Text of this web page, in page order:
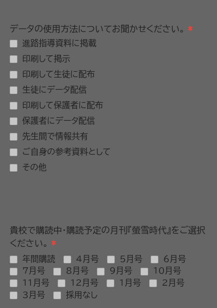
データの使用方法についてお聞かせください。 *
進路指導資料に掲載
印刷して掲示
印刷して生徒に配布
生徒にデータ配信
印刷して保護者に配布
保護者にデータ配信
先生間で情報共有
ご自身の参考資料として
その他
貴校で購読中・購読予定の月刊『螢雪時代』をご選択
ください。 *
年間購読 4月号 5月号
6月号
7月号
8月号 9月号
10月号
11月号
12月号 1月号
2月号
3月号
採用なし